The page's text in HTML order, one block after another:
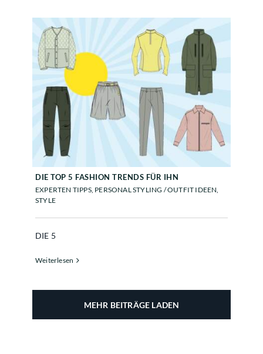
DIE TOP 5 FASHION TRENDS FÜR
IHN
DIE TOP 5 FASHION TRENDS FÜR IHN
EXPERTEN TIPPS, PERSONAL STYLING / OUTFIT IDEEN
STYLE
DIE 5
Weiterlesen
MEHR BEITRÄGE LADEN